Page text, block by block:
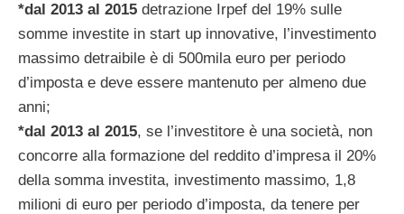
*dal 2013 al 2015 detrazione Irpef del 19% sulle
somme investite in start up innovative, l’investimento
massimo detraibile è di 500mila euro per periodo
d’imposta e deve essere mantenuto per almeno due
anni;
*dal 2013 al 2015, se l’investitore è una società, non
concorre alla formazione del reddito d’impresa il 20%
della somma investita, investimento massimo, 1,8
milioni di euro per periodo d’imposta, da tenere per